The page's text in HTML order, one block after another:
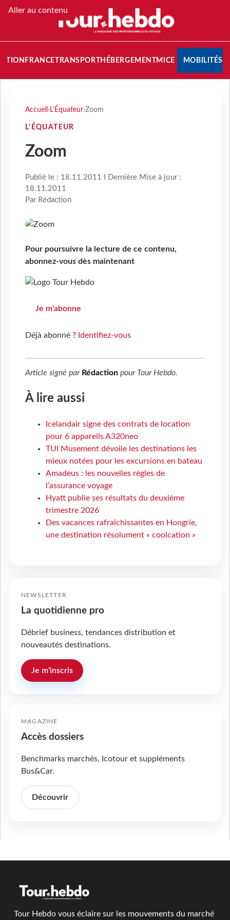
Aller au contenu
FRANCETRANSPORT HÉBERGEMENTMICE MOBILITÉS
Accueil › L’Équateur›Zoom
L’ÉQUATEUR
Zoom
Publié le : 18.11.2011 I Dernière Mise à jour :
18.11.2011
Par Rédaction
Pour poursuivre la lecture de ce contenu,
abonnez-vous dès maintenant
Je m'abonne
Déjà abonné ? Identifiez-vous
Article signé par Rédaction pour Tour Hebdo.
À lire aussi
Icelandair signe des contrats de location
pour 6 appareils A320neo
TUI Musement dévoile les destinations les
mieux notées pour les excursions en bateau
Amadeus : les nouvelles règles de
l’assurance voyage
Hyatt publie ses résultats du deuxième
trimestre 2026
Des vacances rafraîchissantes en Hongrie,
une destination résolument « coolcation »
NEWSLETTER
La quotidienne pro
Débrief business, tendances distribution et
nouveautés destinations.
Je m'inscris
MAGAZINE
Accès dossiers
Benchmarks marchés, Icotour et suppléments
Bus&Car.
Découvrir
Tour Hebdo vous éclaire sur les mouvements du marché